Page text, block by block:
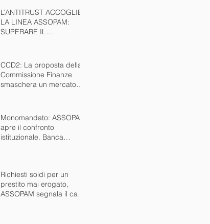
L’ANTITRUST ACCOGLIE
LA LINEA ASSOPAM:
SUPERARE IL
NAZIONALE
CCD2: La proposta della
Commissione Finanze
smaschera un mercato
monomandato
Monomandato: ASSOPAM
apre il confronto
istituzionale. Banca
Richiesti soldi per un
prestito mai erogato,
ASSOPAM segnala il caso